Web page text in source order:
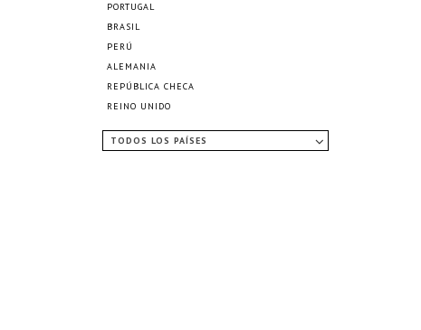
PORTUGAL
BRASIL
PERÚ
ALEMANIA
REPÚBLICA CHECA
REINO UNIDO
TODOS LOS PAÍSES